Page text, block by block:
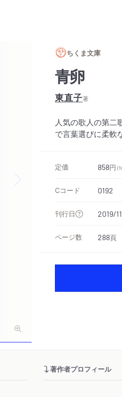
ちくま文庫
青卵
東直子著
人気の歌人の第二
で言葉選びに柔軟
定価 858円 （
Cコード 0192
刊行日 2019/
ページ数 288頁
著作者プロフィール